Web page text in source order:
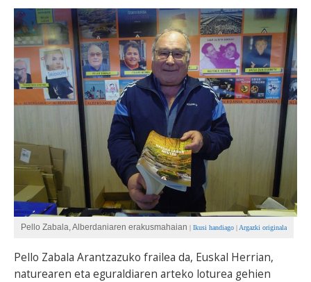
BEREZIAK
ARGAZKIAK
... AUKERA GEHIAGO
Pello Zabala, Alberdaniaren erakusmahaian | Ikusi handiago |Argazki originala
Pello Zabala Arantzazuko frailea da, Euskal Herrian,
naturearen eta eguraldiaren arteko loturea gehien